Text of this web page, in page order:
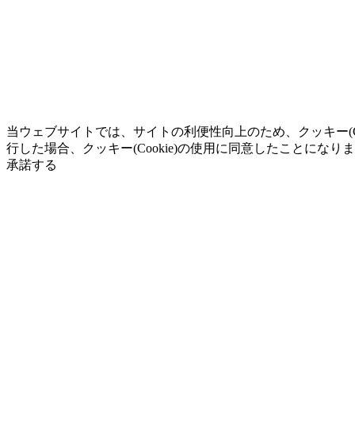
当ウェブサイトでは、サイトの利便性向上のため、クッキ
行した場合、クッキー(Cookie)の使用に同意したことになり
承諾する